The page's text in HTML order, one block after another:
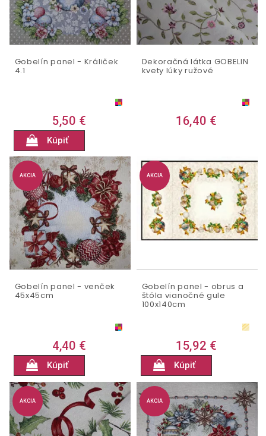
Gobelín panel - Králiček
4.1
5,50 €
Kúpiť
Dekoračná látka GOBELIN
kvety lúky ružové
16,40 €
AKCIA
Gobelín panel - venček
45x45cm
4,40 €
Kúpiť
AKCIA
Gobelín panel - obrus a
štóla vianočné gule
100x140cm
15,92 €
Kúpiť
AKCIA AKCIA